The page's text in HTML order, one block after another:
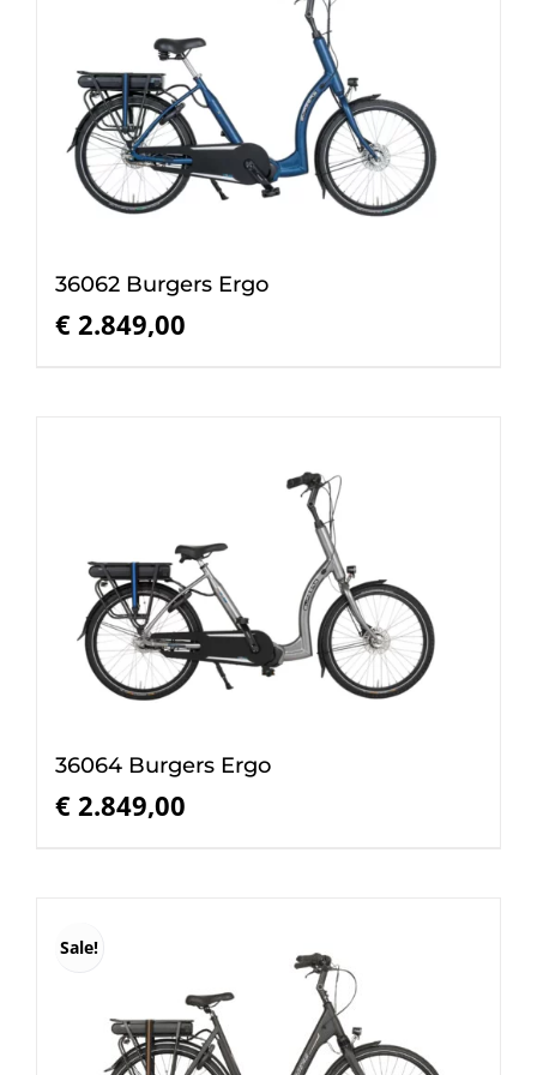
36062 Burgers Ergo
€ 2.849,00
36064 Burgers Ergo
€ 2.849,00
Sale!